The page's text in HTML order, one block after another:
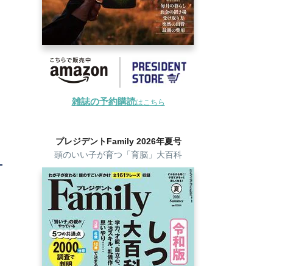
雑誌の予約購読はこちら
プレジデントFamily 2026年夏号
頭のいい子が育つ「育脳」大百科